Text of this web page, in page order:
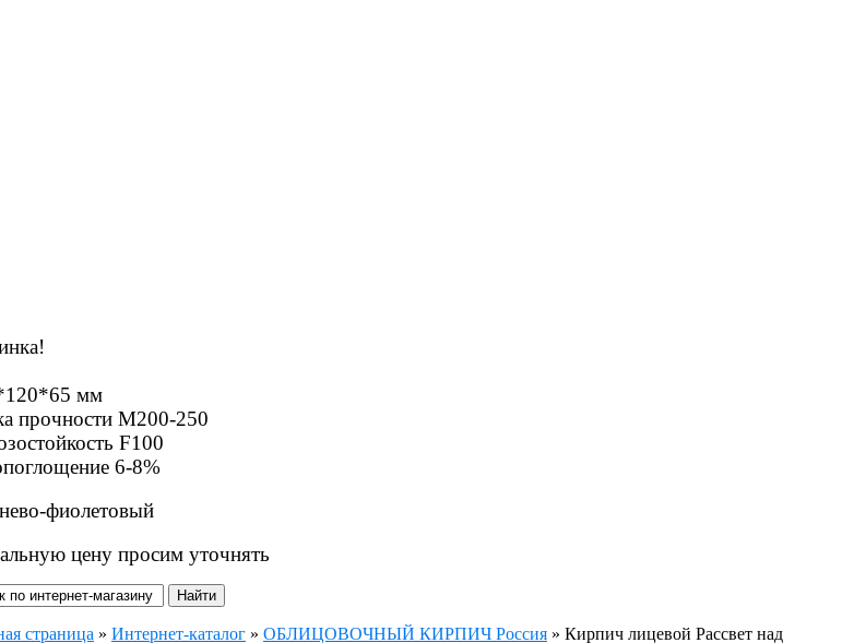
мм
прочности М200-250
F100
6-8%
фиолетовый
цену просим уточнять
страница » Интернет-каталог » ОБЛИЦОВОЧНЫЙ КИРПИЧ Россия » Кирпич лицевой Рассвет над